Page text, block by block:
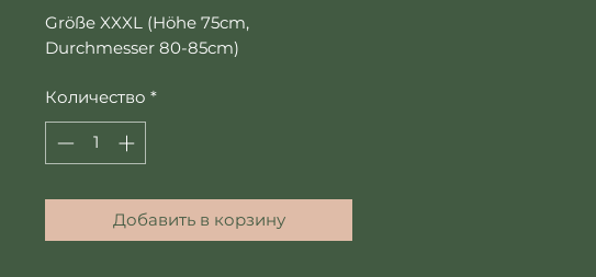
Größe XXXL (Höhe 75cm,
Durchmesser 80-85cm)
Количество *
Добавить в корзину